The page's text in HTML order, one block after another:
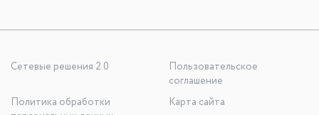
Сетевые решения 2.0
Пользовательское
соглашение
Политика обработки
Карта сайта